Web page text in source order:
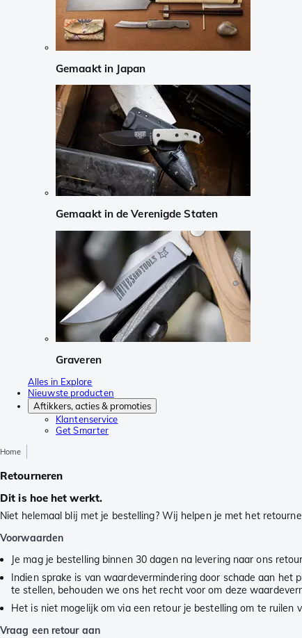
Gemaakt in Japan
Gemaakt in de Verenigde Staten
Graveren
Alles in Explore
Nieuwste producten
Aftikkers, acties & promoties
Klantenservice
Get Smarter
Home
Retourneren
Dit is hoe het werkt.
Niet helemaal blij met je bestelling? Wij helpen je met het
Voorwaarden
Je mag je bestelling binnen 30 dagen na levering naar ons
Indien sprake is van waardevermindering door schade aan
te stellen, behouden we ons het recht voor om deze
Het is niet mogelijk om via een retour je bestelling om te
Vraag een retour aan